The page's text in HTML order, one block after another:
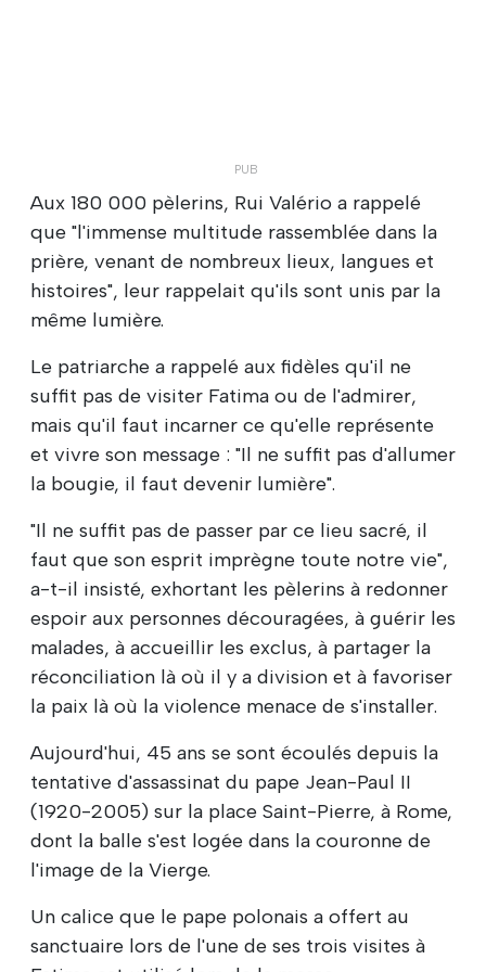
Aux 180 000 pèlerins, Rui Valério a rappelé
que "l'immense multitude rassemblée dans la
prière, venant de nombreux lieux, langues et
histoires", leur rappelait qu'ils sont unis par la
même lumière.
Le patriarche a rappelé aux fidèles qu'il ne
suffit pas de visiter Fatima ou de l'admirer,
mais qu'il faut incarner ce qu'elle représente
et vivre son message : "Il ne suffit pas d'allumer
la bougie, il faut devenir lumière".
"Il ne suffit pas de passer par ce lieu sacré, il
faut que son esprit imprègne toute notre vie",
a-t-il insisté, exhortant les pèlerins à redonner
espoir aux personnes découragées, à guérir les
malades, à accueillir les exclus, à partager la
réconciliation là où il y a division et à favoriser
la paix là où la violence menace de s'installer.
Aujourd'hui, 45 ans se sont écoulés depuis la
tentative d'assassinat du pape Jean-Paul II
(1920-2005) sur la place Saint-Pierre, à Rome,
dont la balle s'est logée dans la couronne de
l'image de la Vierge.
Un calice que le pape polonais a offert au
sanctuaire lors de l'une de ses trois visites à